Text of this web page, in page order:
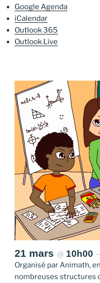
Google Agenda
iCalendar
Outlook 365
Outlook Live
21 mars @ 10h00 –
Organisé par Animath,
nombreuses structures